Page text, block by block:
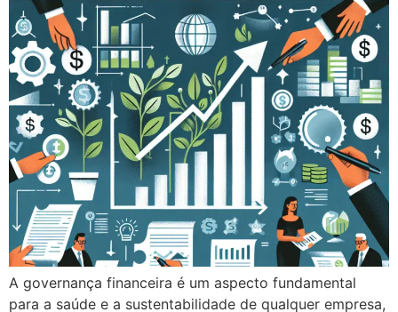
A governança financeira é um aspecto fundamental
para a saúde e a sustentabilidade de qualquer empresa,